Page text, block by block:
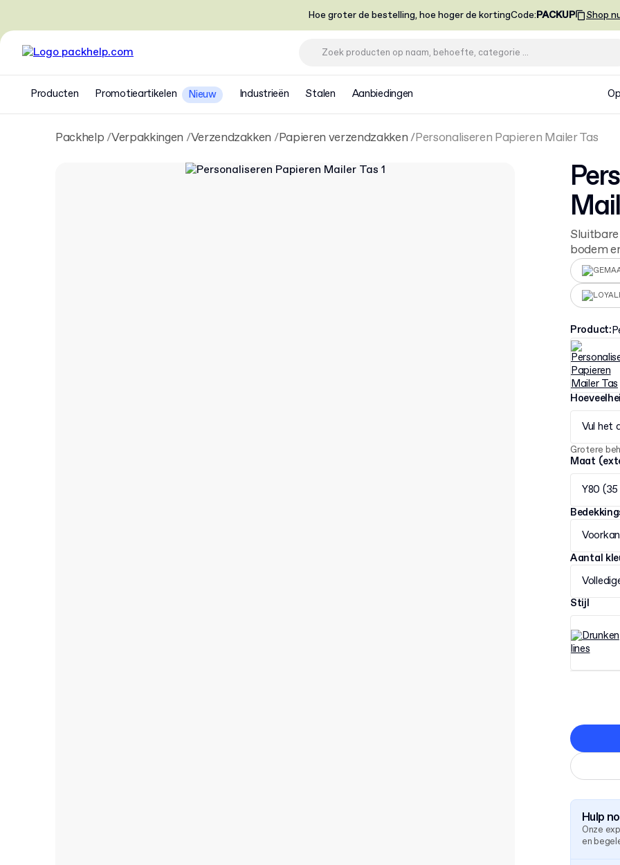
Hoe groter de bestelling, hoe hoger de kortingCode:PACKUP Shop
Producten Promotieartikelen Nieuw Industrieën Stalen Aanbiedingen
Packhelp Verpakkingen Verzendzakken Papieren verzendzakken Personaliseren Papieren Mailer Tas
bodem
Product:
Vul het
Grotere
Maat
Y80
Aantal
Stijl
Hulp
Onze
en